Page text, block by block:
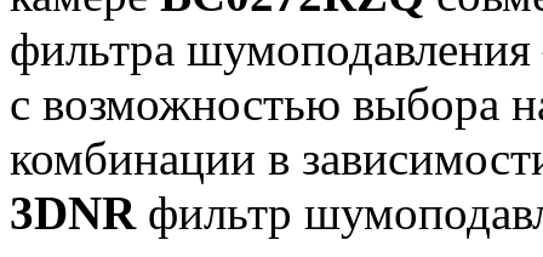
фильтра
с возможностью выбора
комбинации в
3DNRфильтр